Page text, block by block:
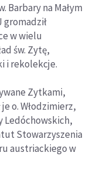
Barbary na Małym
gromadził
w wielu
św. Zytę,
i rekolekcje.
Zytkami,
o. Włodzimierz,
Ledóchowskich,
Stowarzyszenia
austriackiego w